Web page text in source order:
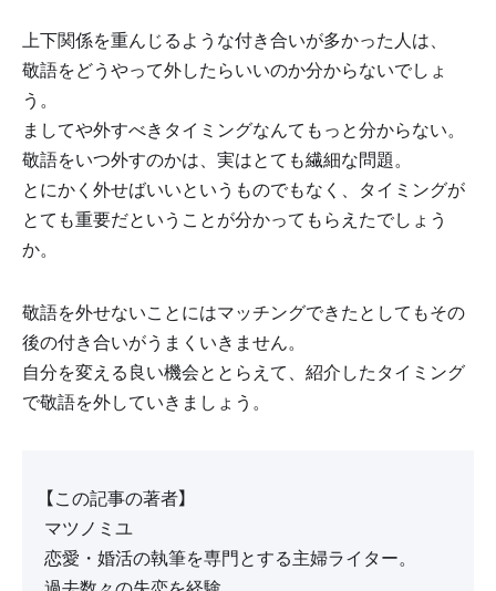
上下関係を重んじるような付き合いが多かった人は、
敬語をどうやって外したらいいのか分からないでしょ
う。
ましてや外すべきタイミングなんてもっと分からない。
敬語をいつ外すのかは、実はとても繊細な問題。
とにかく外せばいいというものでもなく、タイミングが
とても重要だということが分かってもらえたでしょう
か。
敬語を外せないことにはマッチングできたとしてもその
後の付き合いがうまくいきません。
自分を変える良い機会ととらえて、紹介したタイミング
で敬語を外していきましょう。
【この記事の著者】
マツノミユ
恋愛・婚活の執筆を専門とする主婦ライター。